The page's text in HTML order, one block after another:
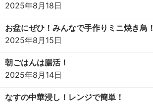
2025年8月18日
お盆にぜひ！みんなで手作りミニ焼き鳥！
2025年8月15日
朝ごはんは腸活！
2025年8月14日
なすの中華浸し！レンジで簡単！